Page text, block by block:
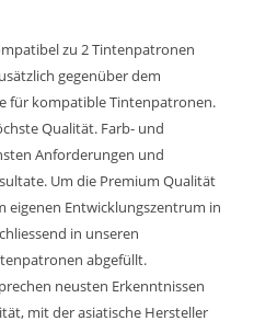
zu 2 Tintenpatronen
gegenüber dem
für kompatible Tintenpatronen.
Qualität. Farb- und
Anforderungen und
Um die Premium Qualität
eigenen Entwicklungszentrum in
in unseren
abgefüllt.
neusten Erkenntnissen
mit der asiatische Hersteller